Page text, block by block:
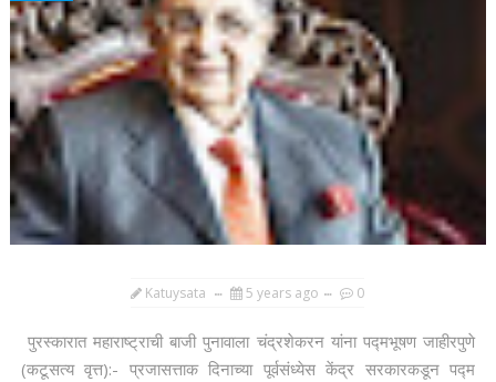
Katuysata 5 years ago 0
पुरस्कारात महाराष्ट्राची बाजी पुनावाला चंद्रशेकरन यांना पद्मभूषण जाहीरपुणे
(कटूसत्य वृत्त):- प्रजासत्ताक दिनाच्या पूर्वसंध्येस केंद्र सरकारकडून पद्म